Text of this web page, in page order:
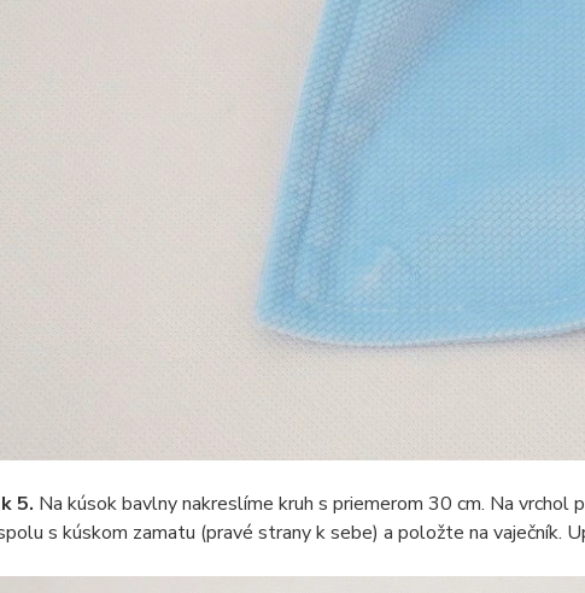
5. Na kúsok bavlny nakreslíme kruh s priemerom 30 cm. Na
s kúskom zamatu (pravé strany k sebe) a položte na vaječník.